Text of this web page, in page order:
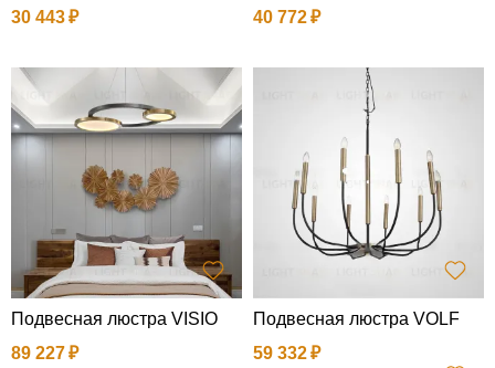
30 443
40 772
Подвесная люстра VISIO
89 227
Подвесная люстра VOLF
59 332